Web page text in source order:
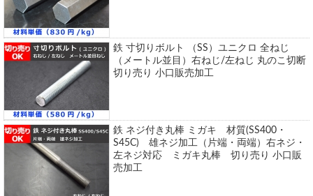
鉄 寸切りボルト （SS）ユニクロ 全ねじ
（メートル並目）右ねじ/左ねじ 丸のこ切断
切り売り 小口販売加工
鉄 ネジ付き丸棒 ミガキ 材質(SS400・
S45C) 雄ネジ加工（片端・両端）右ネジ・
左ネジ対応 ミガキ丸棒 切り売り 小口販
売加工